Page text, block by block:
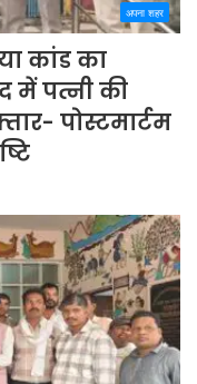
अपना शहर
कांड का
में पत्नी की
पोस्टमार्टम